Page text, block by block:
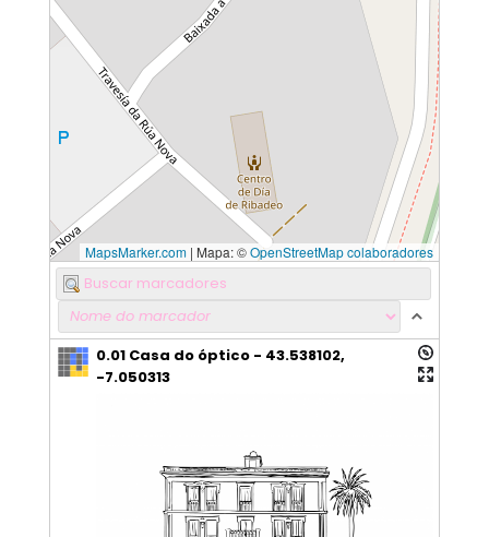
MapsMarker.com | Mapa: ©OpenStreetMap colaboradores
0.01 Casa do óptico - 43.538102,
-7.050313